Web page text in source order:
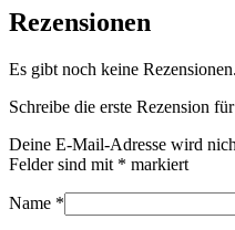
Rezensionen
Es gibt noch keine Rezensionen.
Schreibe die erste Rezension
Deine E-Mail-Adresse wird
Felder sind mit * markiert
Name *